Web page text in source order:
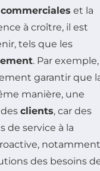
et la
à croître, il est
tels que les
. Par exemple,
garantir que
manière, une
clients, car des
de service à la
notamment
des besoins